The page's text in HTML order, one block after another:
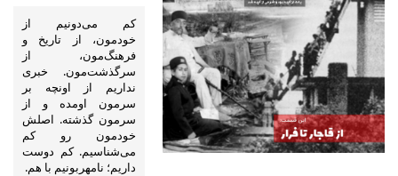
کم می‌دونیم از
خودمون، از تاریخ و
فرهنگ‌مون، از
سرگذشت‌مون. خبری
نداریم از اونچه بر
سرمون اومده و از
سرمون گذشته. اصلش
خودمون رو کم
می‌شناسیم. کم دوست
داریم؛ نامهربونیم با هم.